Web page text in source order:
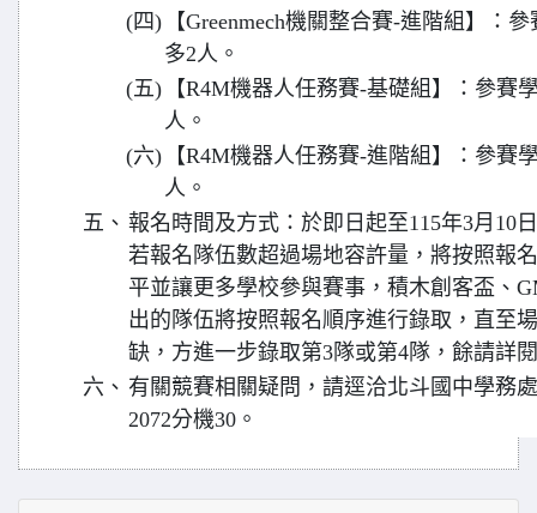
(四) 【Greenmech機關整合賽-進階組】：
多2人。
(五) 【R4M機器人任務賽-基礎組】：參賽
人。
(六) 【R4M機器人任務賽-進階組】：參賽
人。
五、 報名時間及方式：於即日起至115年3月10
若報名隊伍數超過場地容許量，將按照報
平並讓更多學校參與賽事，積木創客盃、
出的隊伍將按照報名順序進行錄取，直至
缺，方進一步錄取第3隊或第4隊，餘請詳
六、 有關競賽相關疑問，請逕洽北斗國中學務
2072分機30。